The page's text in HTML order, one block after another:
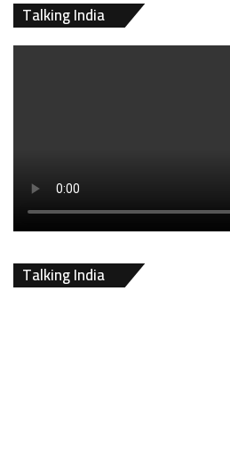
Talking India
Talking India